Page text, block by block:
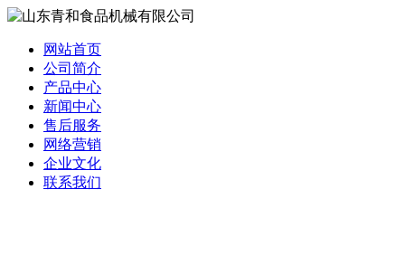
网站首页
公司简介
产品中心
新闻中心
售后服务
网络营销
企业文化
联系我们